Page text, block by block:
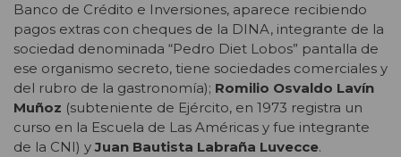
Banco de Crédito e Inversiones, aparece recibiendo
pagos extras con cheques de la DINA, integrante de la
sociedad denominada “Pedro Diet Lobos” pantalla de
ese organismo secreto, tiene sociedades comerciales y
del rubro de la gastronomía); Romilio Osvaldo Lavín
Muñoz (subteniente de Ejército, en 1973 registra un
curso en la Escuela de Las Américas y fue integrante
de la CNI) yJuan Bautista Labraña Luvecce.